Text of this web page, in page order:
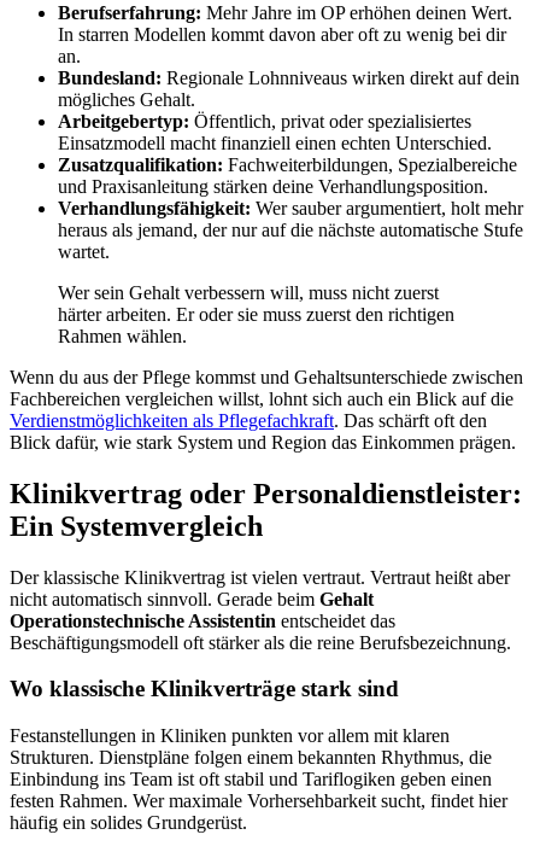
Berufserfahrung: Mehr Jahre im OP erhöhen deinen Wert.
In starren Modellen kommt davon aber oft zu wenig bei dir
an.
Bundesland: Regionale Lohnniveaus wirken direkt auf dein
mögliches Gehalt.
Arbeitgebertyp: Öffentlich, privat oder spezialisiertes
Einsatzmodell macht finanziell einen echten Unterschied.
Zusatzqualifikation: Fachweiterbildungen, Spezialbereiche
und Praxisanleitung stärken deine Verhandlungsposition.
Verhandlungsfähigkeit: Wer sauber argumentiert, holt mehr
heraus als jemand, der nur auf die nächste automatische Stufe
wartet.
Wer sein Gehalt verbessern will, muss nicht zuerst
härter arbeiten. Er oder sie muss zuerst den richtigen
Rahmen wählen.
Wenn du aus der Pflege kommst und Gehaltsunterschiede zwischen
Fachbereichen vergleichen willst, lohnt sich auch ein Blick auf die
Verdienstmöglichkeiten als Pflegefachkraft. Das schärft oft den
Blick dafür, wie stark System und Region das Einkommen prägen.
Klinikvertrag oder Personaldienstleister:
Ein Systemvergleich
Der klassische Klinikvertrag ist vielen vertraut. Vertraut heißt aber
nicht automatisch sinnvoll. Gerade beim Gehalt
Operationstechnische Assistentin entscheidet das
Beschäftigungsmodell oft stärker als die reine Berufsbezeichnung.
Wo klassische Klinikverträge stark sind
Festanstellungen in Kliniken punkten vor allem mit klaren
Strukturen. Dienstpläne folgen einem bekannten Rhythmus, die
Einbindung ins Team ist oft stabil und Tariflogiken geben einen
festen Rahmen. Wer maximale Vorhersehbarkeit sucht, findet hier
häufig ein solides Grundgerüst.